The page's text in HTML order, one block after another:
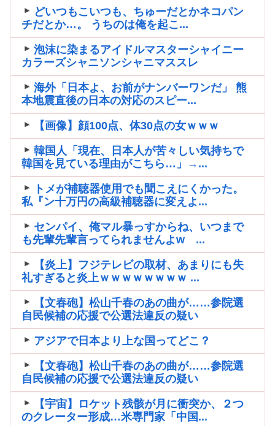
どいつもこいつも、ちゅーだとかネコパン
チだとか…。 うちのは俺を起こ...
泡沫に染まるアイドルマスターシャイニー
カラーズシャニソンシャニマススレ
海外「日本よ、お前がナンバーワンだ」 熊
本地震直後の日本の対応のスピー...
【画像】顔100点、体30点の女ｗｗｗ
韓国人「現在、日本人が苦々しい気持ちで
韓国を見ている理由がこちら…」→...
トメが補聴器使用でも聞こえにくかった。
私『ン十万円の高級補聴器に変えよ...
センパイ、俺マル暴っすからね、いつまで
も先輩先輩言ってられませんよw ...
【炎上】フジテレビの取材、あまりにも失
礼すぎると炎上ｗｗｗｗｗｗｗｗ ...
【文春砲】松山千春のあの曲が……参院選
自民候補の応援で公選法違反の疑い
アジアで日本より上な国ってどこ？
【文春砲】松山千春のあの曲が……参院選
自民候補の応援で公選法違反の疑い
【宇宙】ロケット残骸が月に衝突か、２つ
のクレーター形成…米専門家「中国...